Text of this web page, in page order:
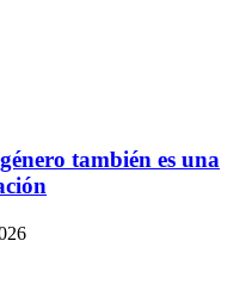
también es una